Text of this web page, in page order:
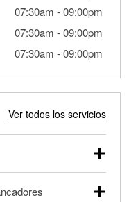
07:30am -09:00pm
07:30am -09:00pm
07:30am -09:00pm
Ver todos los servicios
y